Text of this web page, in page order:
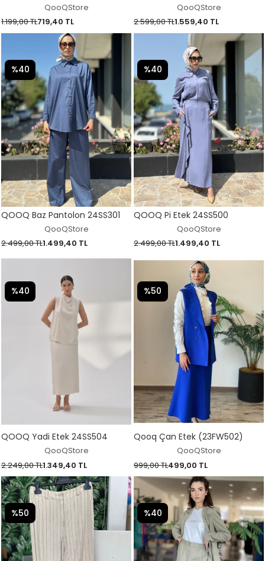
QooQStore
1.199,00 TL719,40 TL
QooQStore
2.599,00 TL1.559,40 TL
QOOQ Baz Pantolon 24SS301
QooQStore
2.499,00 TL1.499,40 TL
%40
QOOQ Pi Etek 24SS500
QooQStore
2.499,00 TL1.499,40 TL
%40
QOOQ Yadi Etek 24SS504
QooQStore
2.249,00 TL1.349,40 TL
%40
Qooq Çan Etek (23FW502)
QooQStore
999,00 TL499,00 TL
%50
%50 %40